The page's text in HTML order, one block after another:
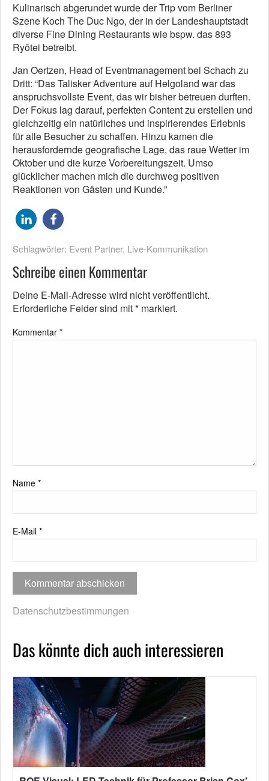
Kulinarisch abgerundet wurde der Trip vom Berliner
Szene Koch The Duc Ngo, der in der Landeshauptstadt
diverse Fine Dining Restaurants wie bspw. das 893
Ryōtei betreibt.
Jan Oertzen, Head of Eventmanagement bei Schach zu
Dritt: “Das Talisker Adventure auf Helgoland war das
anspruchsvollste Event, das wir bisher betreuen durften.
Der Fokus lag darauf, perfekten Content zu erstellen und
gleichzeitig ein natürliches und inspirierendes Erlebnis
für alle Besucher zu schaffen. Hinzu kamen die
herausfordernde geografische Lage, das raue Wetter im
Oktober und die kurze Vorbereitungszeit. Umso
glücklicher machen mich die durchweg positiven
Reaktionen von Gästen und Kunde.”
Schlagwörter: Event Partner, Live-Kommunikation
Schreibe einen Kommentar
Deine E-Mail-Adresse wird nicht veröffentlicht.
Erforderliche Felder sind mit* markiert.
Kommentar *
Name *
E-Mail *
Datenschutzbestimmungen
Das könnte dich auch interessieren